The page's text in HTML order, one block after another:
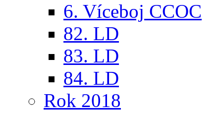
6. Víceboj CCOC
82. LD
83. LD
84. LD
Rok 2018